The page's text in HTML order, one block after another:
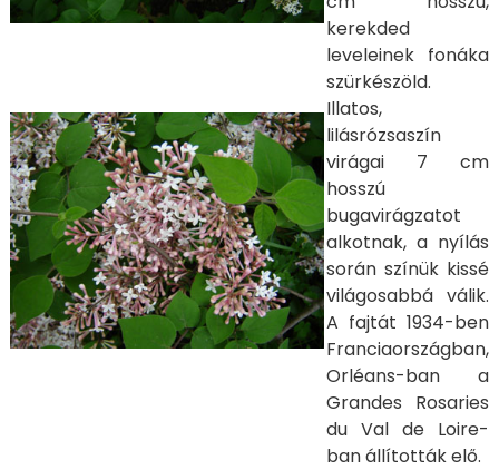
kerekded
leveleinek fonáka
szürkészöld.
Illatos,
lilásrózsaszín
virágai 7 cm
hosszú
bugavirágzatot
alkotnak, a nyílás
során színük kissé
világosabbá válik.
A fajtát 1934-ben
Franciaországban,
Orléans-ban a
Grandes Rosaries
du Val de Loire-
ban állították elő.